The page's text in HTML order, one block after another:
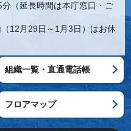
（延長時間は本庁窓口・ご
12月29日～1月3日）はお休
組織一覧・直通電話帳
フロアマップ